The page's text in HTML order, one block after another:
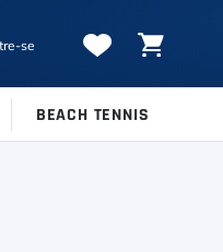
BEACH TENNIS